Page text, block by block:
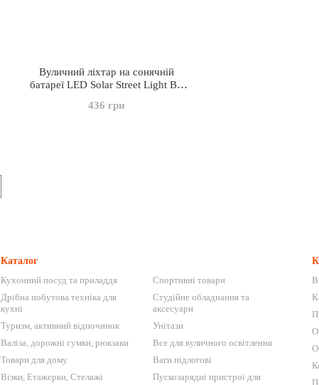
Вуличний ліхтар на сонячній
батареї LED Solar Street Light BL
436 грн
Каталог
Кухонний посуд та приладдя
Дрібна побутова техніка для
кухні
Туризм, активний відпочинок
Валіза, дорожні сумки, рюкзаки
Товари для дому
Візки, Етажерки, Стелажі
Спортивні товари
Студійне обладнання та
аксесуари
Унітази
Все для вуличного освітлення
Ваги підлогові
Пускозарядні пристрої для